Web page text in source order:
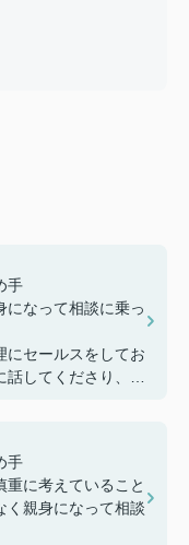
手
になって相談に乗っ
にセールスをしてお
してくださり、好
とこうして欲しか
けたり、急な質問
ても助かりました。
手
重に考えていること
く親身になって相談